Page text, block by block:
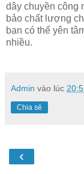
dây chuyền công
bảo chất lượng
bạn có thể yên
nhiều.
Admin vào lúc
Chia sẻ
‹